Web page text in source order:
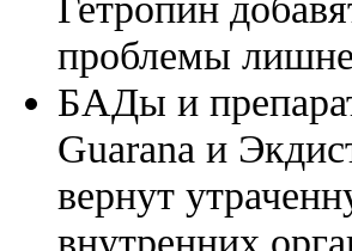
проблемы
БАДы и
Guarana и
вернут
внутренних